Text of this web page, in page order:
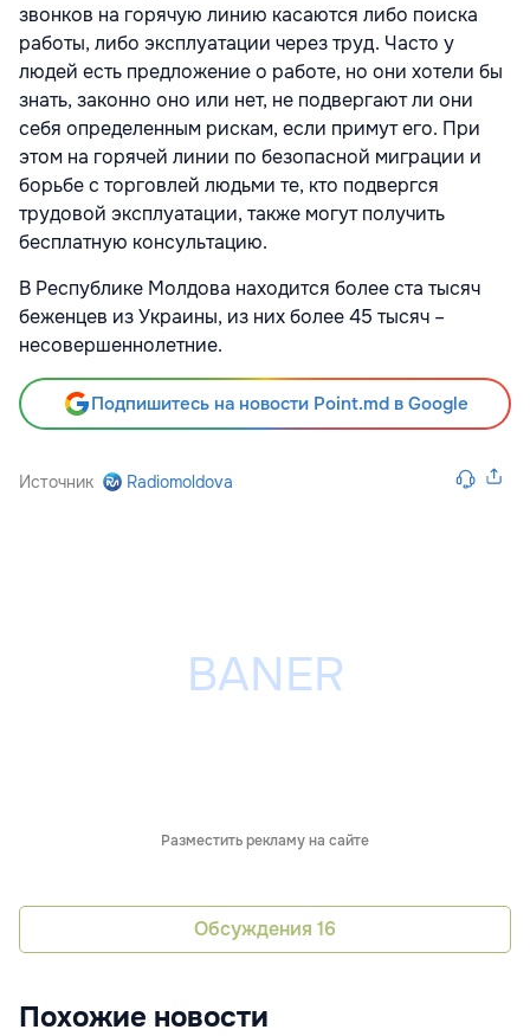
звонков на горячую линию касаются либо поиска
работы, либо эксплуатации через труд. Часто у
людей есть предложение о работе, но они хотели бы
знать, законно оно или нет, не подвергают ли они
себя определенным рискам, если примут его. При
этом на горячей линии по безопасной миграции и
борьбе с торговлей людьми те, кто подвергся
трудовой эксплуатации, также могут получить
бесплатную консультацию.
В Республике Молдова находится более ста тысяч
беженцев из Украины, из них более 45 тысяч –
несовершеннолетние.
Подпишитесь на новости Point.md в Google
Источник Radiomoldova
Разместить рекламу на сайте
Обсуждения 16
Похожие новости